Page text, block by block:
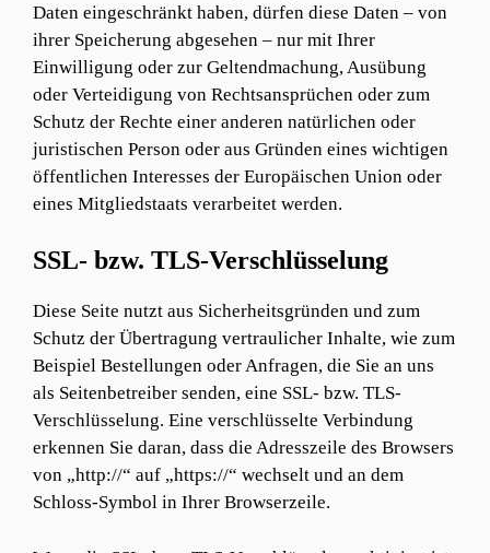
Daten eingeschränkt haben, dürfen diese Daten – von
ihrer Speicherung abgesehen – nur mit Ihrer
Einwilligung oder zur Geltendmachung, Ausübung
oder Verteidigung von Rechtsansprüchen oder zum
Schutz der Rechte einer anderen natürlichen oder
juristischen Person oder aus Gründen eines wichtigen
öffentlichen Interesses der Europäischen Union oder
eines Mitgliedstaats verarbeitet werden.
SSL- bzw. TLS-Verschlüsselung
Diese Seite nutzt aus Sicherheitsgründen und zum
Schutz der Übertragung vertraulicher Inhalte, wie zum
Beispiel Bestellungen oder Anfragen, die Sie an uns
als Seitenbetreiber senden, eine SSL- bzw. TLS-
Verschlüsselung. Eine verschlüsselte Verbindung
erkennen Sie daran, dass die Adresszeile des Browsers
von „http://“ auf „https://“ wechselt und an dem
Schloss-Symbol in Ihrer Browserzeile.